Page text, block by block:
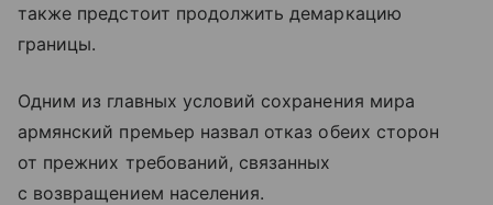
также предстоит продолжить демаркацию
границы.
Одним из главных условий сохранения мира
армянский премьер назвал отказ обеих сторон
от прежних требований, связанных
с возвращением населения.